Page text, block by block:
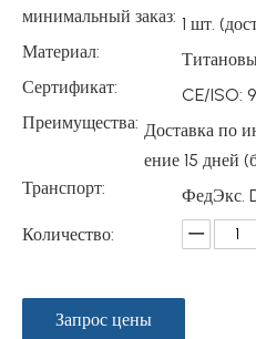
минимальный заказ: 1 шт.
Материал:
Сертификат:
CE/ISO:
Преимущества: Доставка по
ение 15 дней
Транспорт:
ФедЭкс.
Количество:
Запрос цены